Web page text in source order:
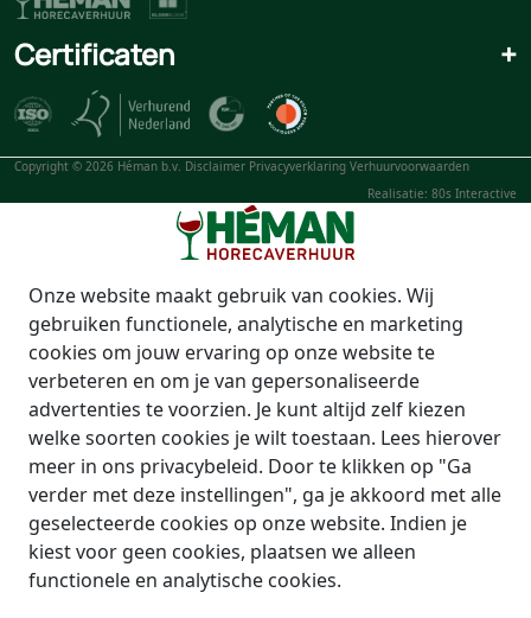
Certificaten +
Copyright © 2026 Héman b.v. Disclaimer Privacyverklaring Verhuurvoorwaarden
Realisatie: 80s Interactive
Onze website maakt gebruik van cookies. Wij
gebruiken functionele, analytische en marketing
cookies om jouw ervaring op onze website te
verbeteren en om je van gepersonaliseerde
advertenties te voorzien. Je kunt altijd zelf kiezen
welke soorten cookies je wilt toestaan. Lees hierover
meer in ons privacybeleid. Door te klikken op "Ga
verder met deze instellingen", ga je akkoord met alle
geselecteerde cookies op onze website. Indien je
kiest voor geen cookies, plaatsen we alleen
functionele en analytische cookies.